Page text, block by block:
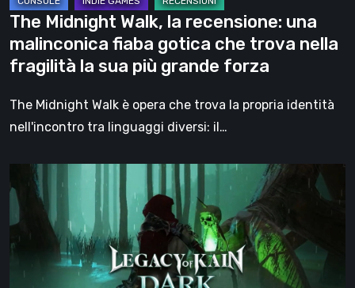
che
trova
nella
fragilità
la
sua
grande
forza
The Midnight Walk, la recensione: una
malinconica fiaba gotica che trova nella
fragilità la sua più grande forza
The Midnight Walk è opera che trova la propria identità
nell'incontro tra linguaggi diversi: il…
Legacy
of
Dark
Renaissance,